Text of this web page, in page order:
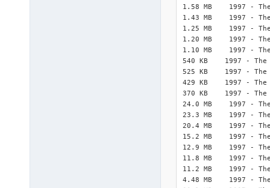
1.58 MB    1997 -
1.43 MB    1997 -
1.25 MB    1997 -
1.20 MB    1997 -
1.10 MB    1997 -
540 KB    1997 -
525 KB    1997 -
429 KB    1997 -
370 KB    1997 -
24.0 MB    1997 -
23.3 MB    1997 -
20.4 MB    1997 -
15.2 MB    1997 -
12.9 MB    1997 -
11.8 MB    1997 -
11.2 MB    1997 -
4.48 MB    1997 -